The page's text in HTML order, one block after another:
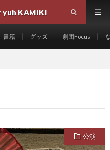
yuh KAMIKI
書籍 グッズ 劇団Focus
公演